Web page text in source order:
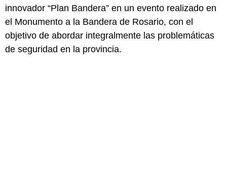
innovador “Plan Bandera” en un evento realizado en
el Monumento a la Bandera de Rosario, con el
objetivo de abordar integralmente las problemáticas
de seguridad en la provincia.